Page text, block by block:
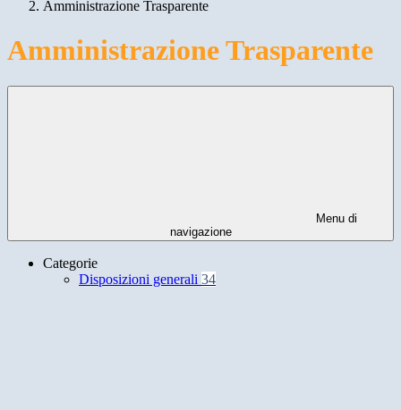
Amministrazione Trasparente
Amministrazione Trasparente
Menu di
navigazione
Categorie
Disposizioni generali 34